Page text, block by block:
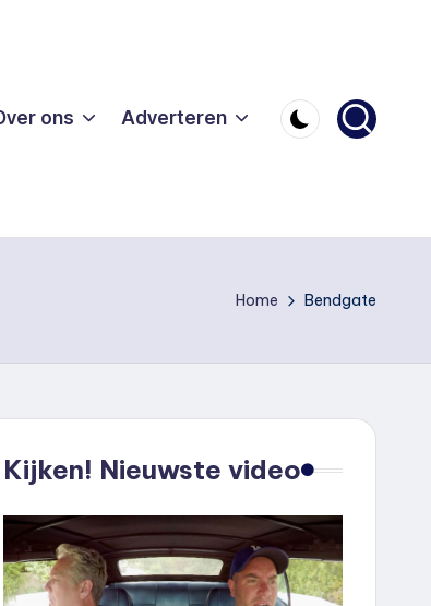
ons Adverteren
Home Bendgate
Kijken! Nieuwste video